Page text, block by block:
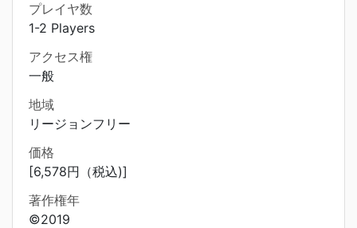
プレイヤ数
1-2 Players
アクセス権
一般
地域
リージョンフリー
価格
[6,578円（税込)]
著作権年
©2019